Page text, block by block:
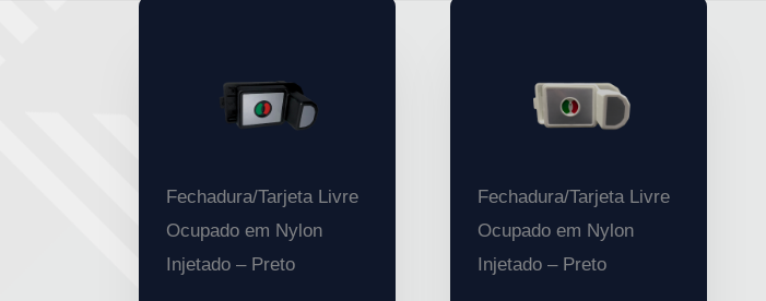
Fechadura/Tarjeta Livre
Ocupado em Nylon
Injetado – Preto
Fechadura/Tarjeta Livre
Ocupado em Nylon
Injetado – Preto